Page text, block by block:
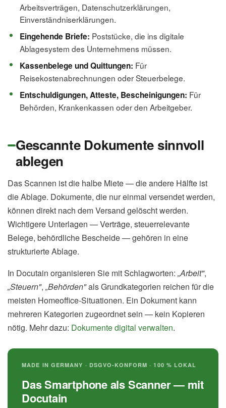
Arbeitsverträgen, Datenschutzerklärungen,
Einverständniserklärungen.
Eingehende Briefe: Poststücke, die ins digitale
Ablagesystem des Unternehmens müssen.
Kassenbelege und Quittungen: Für
Reisekostenabrechnungen oder Steuerbelege.
Entschuldigungen, Atteste, Bescheinigungen: Für
Behörden, Krankenkassen oder den Arbeitgeber.
Gescannte Dokumente sinnvoll
ablegen
Das Scannen ist die halbe Miete — die andere Hälfte ist
die Ablage. Dokumente, die nur einmal versendet werden,
können direkt nach dem Versand gelöscht werden.
Wichtigere Unterlagen — Verträge, steuerrelevante
Belege, behördliche Bescheide — gehören in eine
strukturierte Ablage.
In Docutain organisieren Sie mit Schlagworten: „Arbeit",
„Steuern", „Behörden"als Grundkategorien reichen für die
meisten Homeoffice-Situationen. Ein Dokument kann
mehreren Kategorien zugeordnet sein — kein Kopieren
nötig. Mehr dazu: Dokumente digital verwalten.
MADE IN GERMANY · DSGVO-KONFORM · 100 % LOKAL
Das Smartphone als Scanner — mit
Docutain